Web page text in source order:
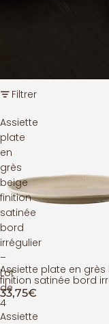
Filtrer
Assiette
plate
en
grès
beige
finition
satinée
bord
irrégulier
–
Lot
de
4
Assiette plate en grès
finition satinée bord
– Lot de 4
33,75€
Assiette